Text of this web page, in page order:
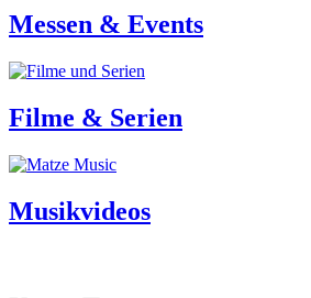
Messen & Events
Filme & Serien
Musikvideos